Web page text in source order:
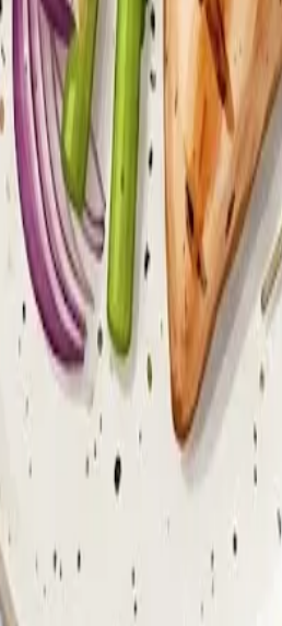
потребляют на 300–500 ккал
йогуртом (380–420
с оливковым маслом +
ккал)